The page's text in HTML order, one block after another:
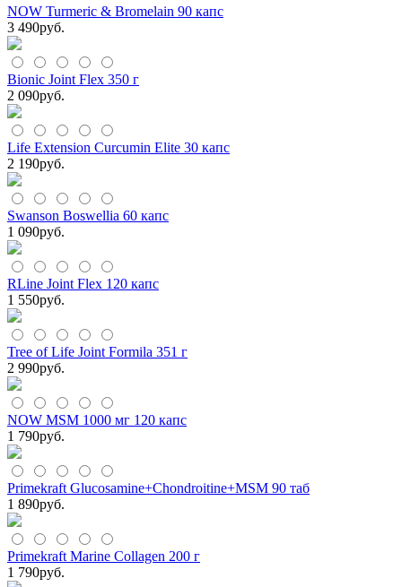
NOW Turmeric & Bromelain 90 капс
3 490руб.
Bionic Joint Flex 350 г
2 090руб.
Life Extension Curcumin Elite 30 капс
2 190руб.
Swanson Boswellia 60 капс
1 090руб.
RLine Joint Flex 120 капс
1 550руб.
Tree of Life Joint Formila 351 г
2 990руб.
NOW MSM 1000 мг 120 капс
1 790руб.
Primekraft Glucosamine+Chondroitine+MSM 90 таб
1 890руб.
Primekraft Marine Collagen 200 г
1 790руб.